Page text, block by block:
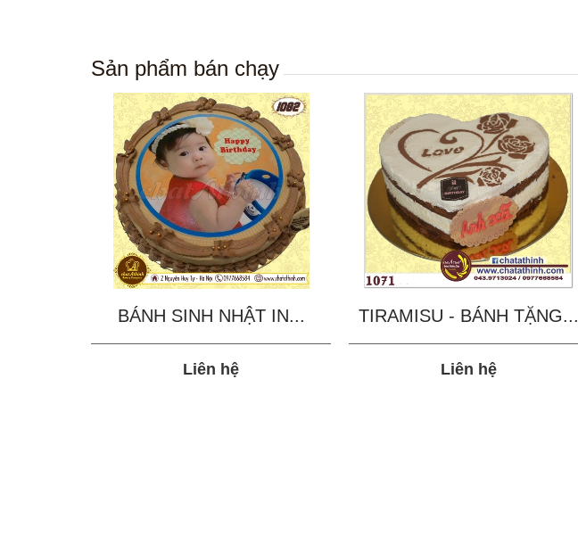
Sản phẩm bán chạy
BÁNH SINH NHẬT IN...
Liên hệ
TIRAMISU - BÁNH TẶNG...
Liên hệ